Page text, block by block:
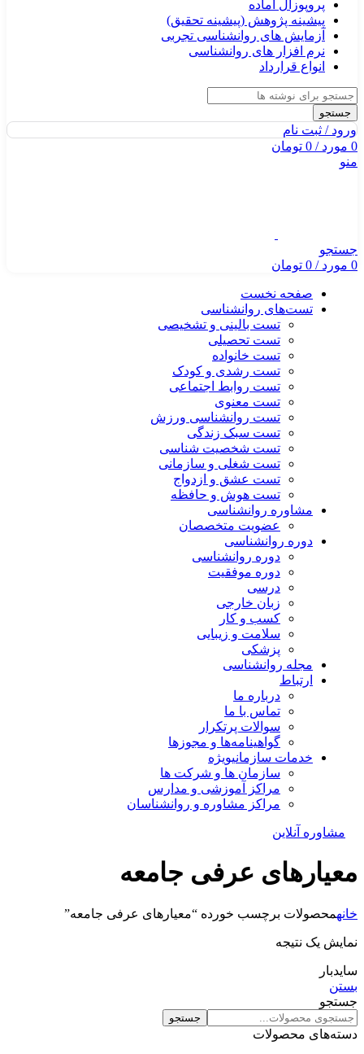
پروپوزال آماده
پیشینه پژوهش (پیشینه تحقیق)
آزمایش های روانشناسی تجربی
نرم افزار های روانشناسی
انواع قرارداد
جستجو
ورود / ثبت نام
0 مورد/
0 تومان
منو
جستجو
0 مورد/
0 تومان
صفحه نخست
تست‌های روانشناسی
تست بالینی و تشخیصی
تست تحصیلی
تست خانواده
تست رشدی و کودک
تست روابط اجتماعی
تست معنوی
تست روانشناسی ورزش
تست سبک زندگی
تست شخصیت شناسی
تست شغلی و سازمانی
تست عشق و ازدواج
تست هوش و حافظه
مشاوره روانشناسی
عضویت متخصصان
دوره روانشناسی
دوره روانشناسی
دوره موفقیت
درسی
زبان خارجی
کسب و کار
سلامت و زیبایی
پزشکی
مجله روانشناسی
ارتباط
درباره ما
تماس با ما
سوالات پرتکرار
گواهینامه‌ها و مجوزها
خدمات سازمانیویژه
سازمان ها و شرکت ها
مراکز آموزشی و مدارس
مراکز مشاوره و روانشناسان
مشاوره آنلاین
معیارهای عرفی جامعه‌
خانهمحصولات برچسب خورده “معیارهای عرفی جامعه‌”
نمایش یک نتیجه
سایدبار
بستن
جستجو
جستجو
دسته‌های محصولات